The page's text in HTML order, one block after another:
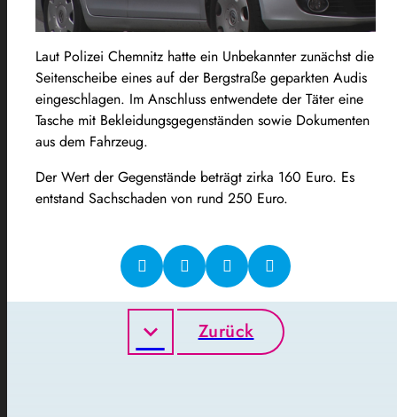
Laut Polizei Chemnitz hatte ein Unbekannter zunächst die
Seitenscheibe eines auf der Bergstraße geparkten Audis
eingeschlagen. Im Anschluss entwendete der Täter eine
Tasche mit Bekleidungsgegenständen sowie Dokumenten
aus dem Fahrzeug.
Der Wert der Gegenstände beträgt zirka 160 Euro. Es
entstand Sachschaden von rund 250 Euro.
Zurück